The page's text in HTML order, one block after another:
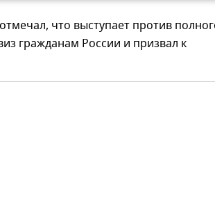
что выступает против
гражданам России и призвал к